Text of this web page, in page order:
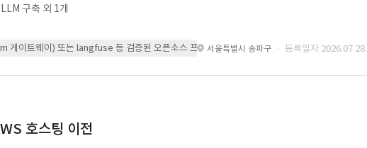
LLM 구축 외 1개
게이트웨이) 또는 langfuse 등 검증된 오픈소스 프레임워크를 기반으로 시스템을 구축
서울특별시 송파구 · 등록일자 2026.07.28.
호스팅 이전